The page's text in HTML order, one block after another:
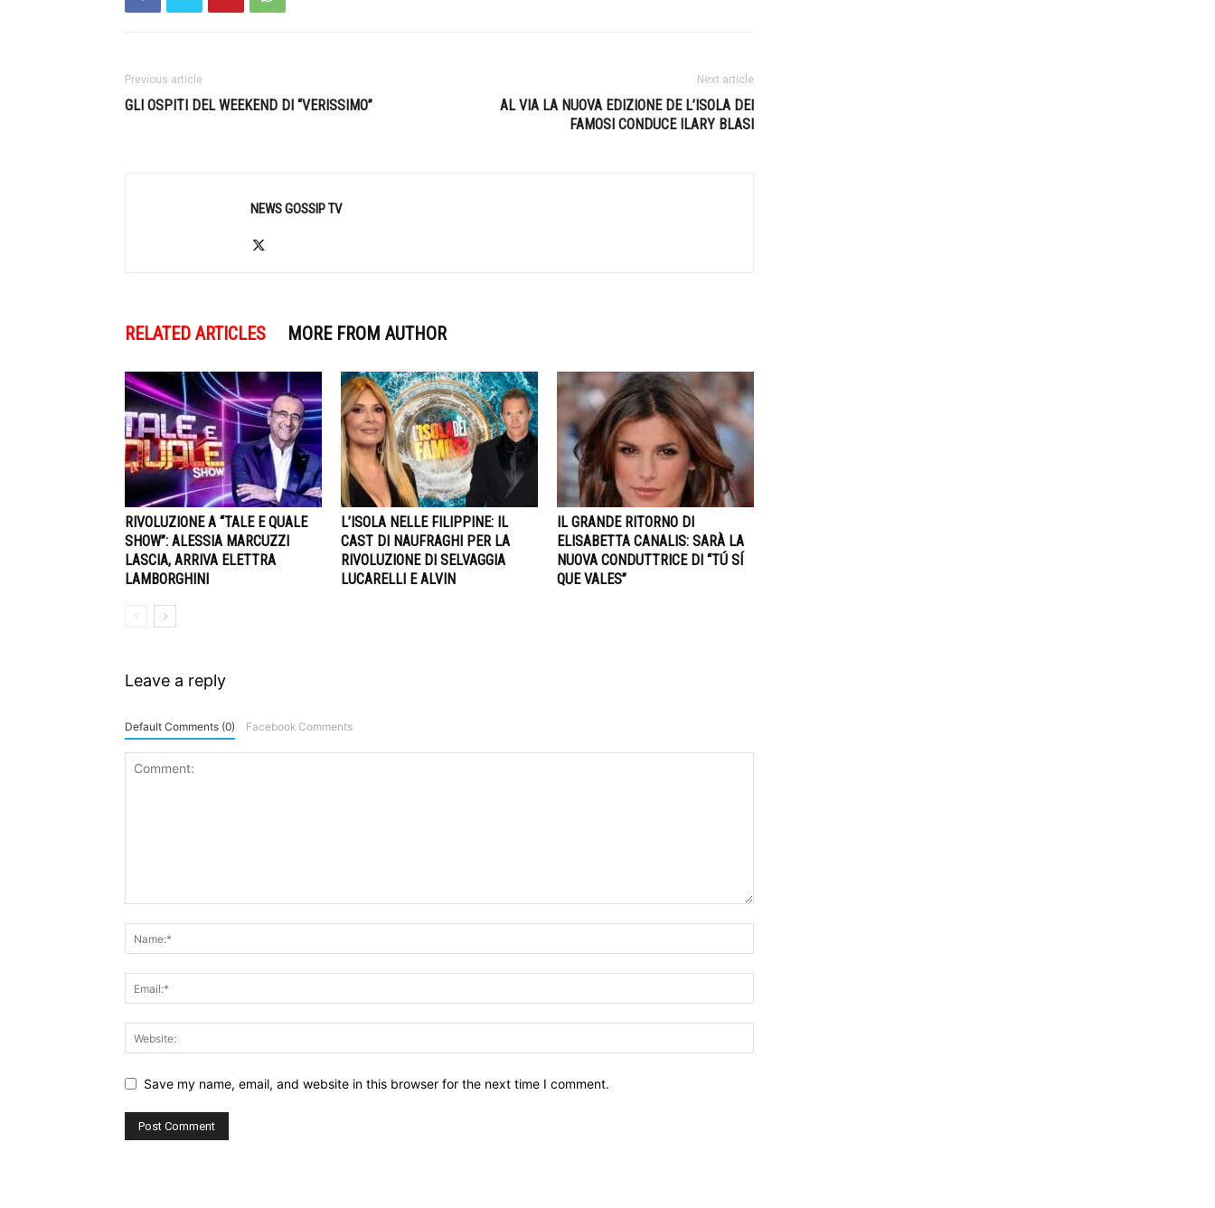
Previous article
GLI OSPITI DEL WEEKEND DI “VERISSIMO”
Next article
AL VIA LA NUOVA EDIZIONE DE L’ISOLA DEI
FAMOSI CONDUCE ILARY BLASI
NEWS GOSSIP TV
RELATED ARTICLES MORE FROM AUTHOR
RIVOLUZIONE A “TALE E QUALE
SHOW”: ALESSIA MARCUZZI
LASCIA, ARRIVA ELETTRA
LAMBORGHINI
L’ISOLA NELLE FILIPPINE: IL
CAST DI NAUFRAGHI PER LA
RIVOLUZIONE DI SELVAGGIA
LUCARELLI E ALVIN
IL GRANDE RITORNO DI
ELISABETTA CANALIS: SARÀ LA
NUOVA CONDUTTRICE DI “TÚ SÍ
QUE VALES”
Leave a reply
Default Comments (0) Facebook Comments
Save my name, email, and website in this browser for the next time I comment.